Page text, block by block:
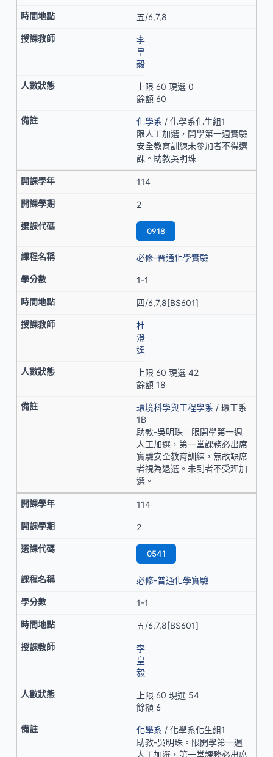
五/6,7,8
李
皇
毅
上限 60 現選 0
餘額 60
化學系 / 化學系化生組1
限人工加選，開學第一週實驗
安全教育訓練未參加者不得選
課。助教吳明珠
114
2
0918
必修-普通化學實驗
1-1
四/6,7,8[BS601]
杜
澄
達
上限 60 現選 42
餘額 18
環境科學與工程學系 / 環工系
1B
助教-吳明珠。限開學第一週
人工加選，第一堂課務必出席
實驗安全教育訓練，無故缺席
者視為退選。未到者不受理加
選。
114
2
0541
必修-普通化學實驗
1-1
五/6,7,8[BS601]
李
皇
毅
上限 60 現選 54
餘額 6
化學系 / 化學系化生組1
助教-吳明珠。限開學第一週
人工加選，第一堂課務必出席